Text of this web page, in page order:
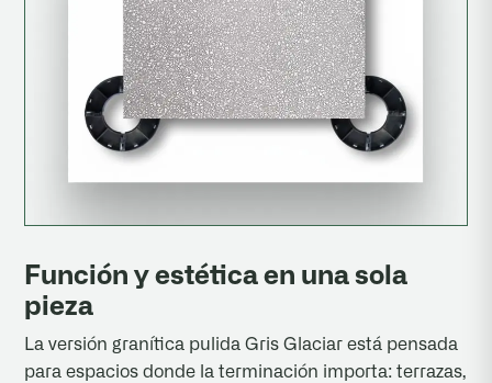
Función y estética en una sola
pieza
La versión granítica pulida Gris Glaciar está pensada
para espacios donde la terminación importa: terrazas,